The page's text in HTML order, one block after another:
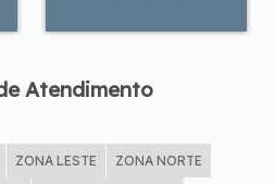
Atendimento
ZONA LESTE ZONA NORTE